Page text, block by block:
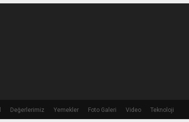
Değerlerimiz Yemekler Foto Galeri Video Teknoloji